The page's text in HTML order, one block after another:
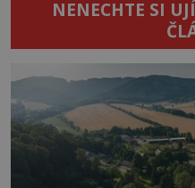
NENECHTE SI